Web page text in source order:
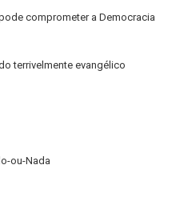
comprometer a Democracia
terrivelmente evangélico
ou-Nada